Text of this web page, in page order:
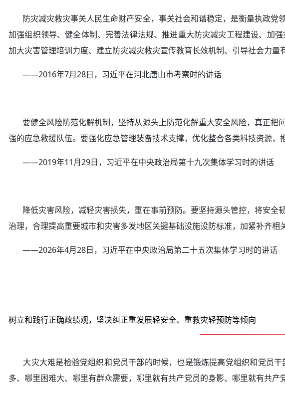
防灾减灾救灾事关人民生命财产安全，事关社会和谐稳定，是衡量执政党
加强组织领导、健全体制、完善法律法规、推进重大防灾减灾工程建设、加
加大灾害管理培训力度、建立防灾减灾救灾宣传教育长效机制、引导社会力量
——2016年7月28日，习近平在河北唐山市考察时的讲话
要健全风险防范化解机制，坚持从源头上防范化解重大安全风险，真正把
强的应急救援队伍。要强化应急管理装备技术支撑，优化整合各类科技资源
——2019年11月29日，习近平在中央政治局第十九次集体学习时的讲话
降低灾害风险，减轻灾害损失，重在事前预防。要坚持源头管控，将安全
治理，合理提高重要城市和灾害多发地区关键基础设施设防标准，加紧补齐相
——2026年4月28日，习近平在中央政治局第二十五次集体学习时的讲话
树立和践行正确政绩观，坚决纠正重发展轻安全、重救灾轻预防等倾向
大灾大难是检验党组织和党员干部的时候，也是锻炼提高党组织和党员干
多、哪里困难大、哪里有群众需要，哪里就有共产党员的身影、哪里就有共产